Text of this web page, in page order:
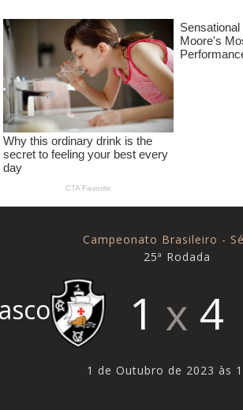
Campeonato Brasileiro -
25ª Rodada
1 4
1 de Outubro de 2023 às